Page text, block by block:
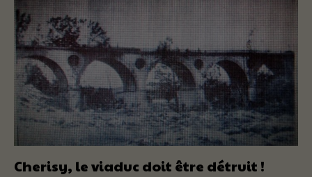
Cherisy, le viaduc doit être détruit !